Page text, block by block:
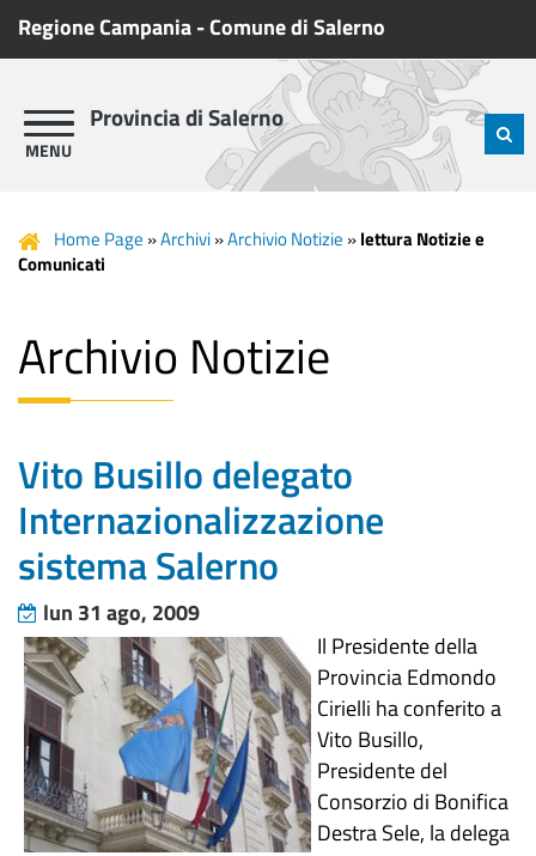
Regione Campania-Comune di Salerno
Provincia di Salerno
Home Page »Archivi»Archivio Notizie »lettura Notizie e
Comunicati
Archivio Notizie
Vito Busillo delegato
Internazionalizzazione
sistema Salerno
lun 31 ago, 2009
Il Presidente della
Provincia Edmondo
Cirielli ha conferito a
Vito Busillo,
Presidente del
Consorzio di Bonifica
Destra Sele, la delega